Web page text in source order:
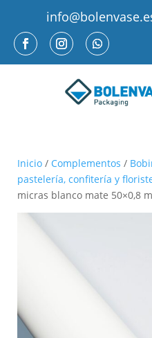
Inicio / Complementos /
pastelería, confitería y
micras blanco mate 50×0,8